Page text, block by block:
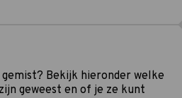
Bekijk hieronder welke
geweest en of je ze kunt